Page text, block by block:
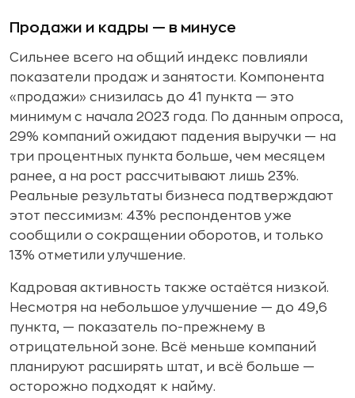
Продажи и кадры — в минусе
Сильнее всего на общий индекс повлияли
показатели продаж и занятости. Компонента
«продажи» снизилась до 41 пункта — это
минимум с начала 2023 года. По данным опроса,
29% компаний ожидают падения выручки — на
три процентных пункта больше, чем месяцем
ранее, а на рост рассчитывают лишь 23%.
Реальные результаты бизнеса подтверждают
этот пессимизм: 43% респондентов уже
сообщили о сокращении оборотов, и только
13% отметили улучшение.
Кадровая активность также остаётся низкой.
Несмотря на небольшое улучшение — до 49,6
пункта, — показатель по-прежнему в
отрицательной зоне. Всё меньше компаний
планируют расширять штат, и всё больше —
осторожно подходят к найму.